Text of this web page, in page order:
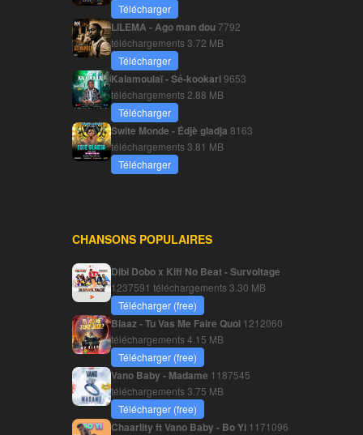
Télécharger
LILEMA - Ago man dou7792
téléchargements3.72 MB
Télécharger
Kalamoulaï - Sé-kookari9653
téléchargements 2.88 MB
Télécharger
Swite Monde - Édjè gladja 8163
téléchargements3.81 MB
Télécharger
CHANSONS POPULAIRES
Dibi Dobo x Kiff No Beat - Survoltage
1237591 téléchargements3.30 MB
Télécharger (free)
Blaaz - Tu Vas Me Faire Quoi 1212060
téléchargements4.15 MB
Télécharger (free)
Vano Baby - Madame 1187545
téléchargements3.75 MB
Télécharger (free)
Chaarlity ft Vano Baby - Bo Yi 1171096